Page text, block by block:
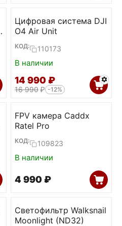
Цифровая система DJI
O4 Air Unit
КОД: 110173
В наличии
14 990 ₽
16 990₽ -12%
FPV камера Caddx
Ratel Pro
КОД: 109823
В наличии
4 990 ₽
Светофильтр Walksnail
Moonlight (ND32)